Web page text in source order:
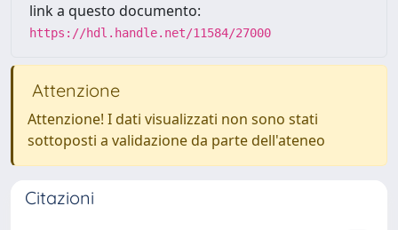
link a questo documento:
https://hdl.handle.net/11584/27000
Attenzione
Attenzione! I dati visualizzati non sono stati
sottoposti a validazione da parte dell'ateneo
Citazioni